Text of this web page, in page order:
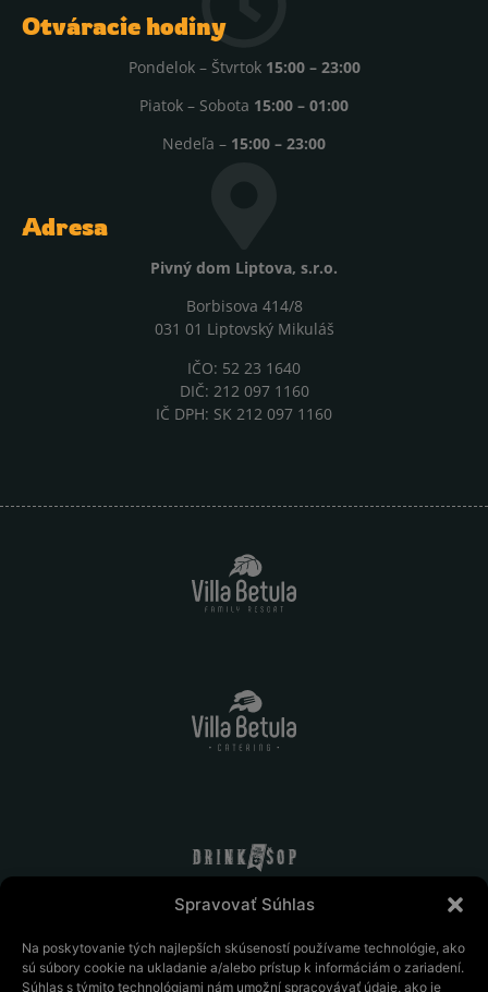
Spravovať Súhlas
Na poskytovanie tých najlepších skúseností používame technológie, ako
sú súbory cookie na ukladanie a/alebo prístup k informáciám o zariadení.
Súhlas s týmito technológiami nám umožní spracovávať údaje, ako je
Otváracie hodiny
Pondelok – Štvrtok 15:00 – 23:00
Piatok – Sobota 15:00 – 01:00
Nedeľa – 15:00 – 23:00
Adresa
Pivný dom Liptova, s.r.o.
Borbisova 414/8
031 01 Liptovský Mikuláš
IČO: 52 23 1640
DIČ: 212 097 1160
IČ DPH: SK 212 097 1160